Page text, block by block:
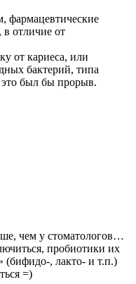
фармацевтические
отличие от
от кариеса, или
бактерий, типа
это был бы прорыв.
чем у стоматологов…
пробиотики их
(бифидо-, лакто- и т.п.)
=)